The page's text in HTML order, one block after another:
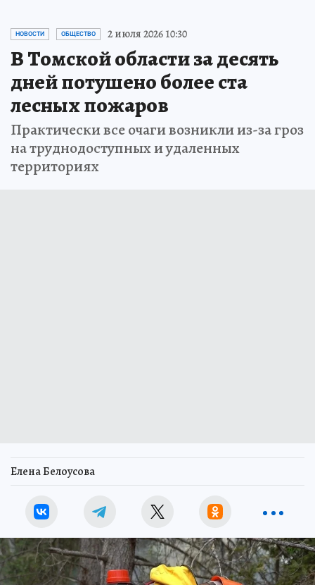
НОВОСТИ ОБЩЕСТВО 2 июля 2026 10:30
В Томской области за десять
дней потушено более ста
лесных пожаров
Практически все очаги возникли из-за гроз
на труднодоступных и удаленных
территориях
Елена Белоусова